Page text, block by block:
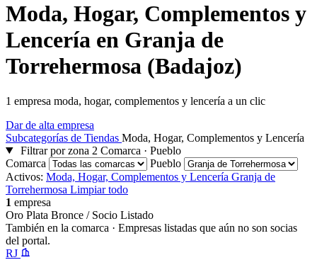
Moda, Hogar, Complementos y
Lencería en Granja de
Torrehermosa (Badajoz)
1 empresa moda, hogar, complementos y lencería a un clic
Dar de alta empresa
Subcategorías de Tiendas Moda, Hogar, Complementos y Lencería
Filtrar por zona 2 Comarca · Pueblo
Comarca
Pueblo
Activos: Moda, Hogar, Complementos y Lencería Granja de
Torrehermosa Limpiar todo
1 empresa
Oro Plata Bronce / Socio Listado
También en la comarca · Empresas listadas que aún no son socias
del portal.
RJ